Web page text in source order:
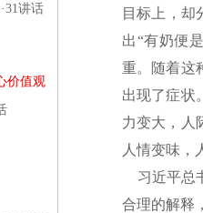
讲话
价值观
目标上，却
出“有奶便
重。随着这
出现了症状
力变大，人
人情变味，
习近平总
合理的解释